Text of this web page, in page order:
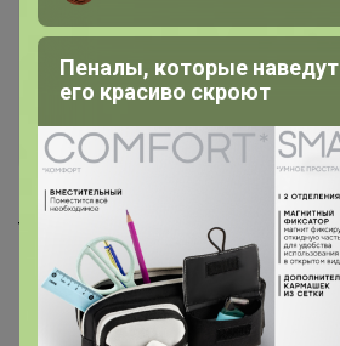
262,2р
Кружка White Fusion 400 мл,
P.L. Proff Cuisine
403,8р
мл,
Пеналы, которые
его красиво скроют